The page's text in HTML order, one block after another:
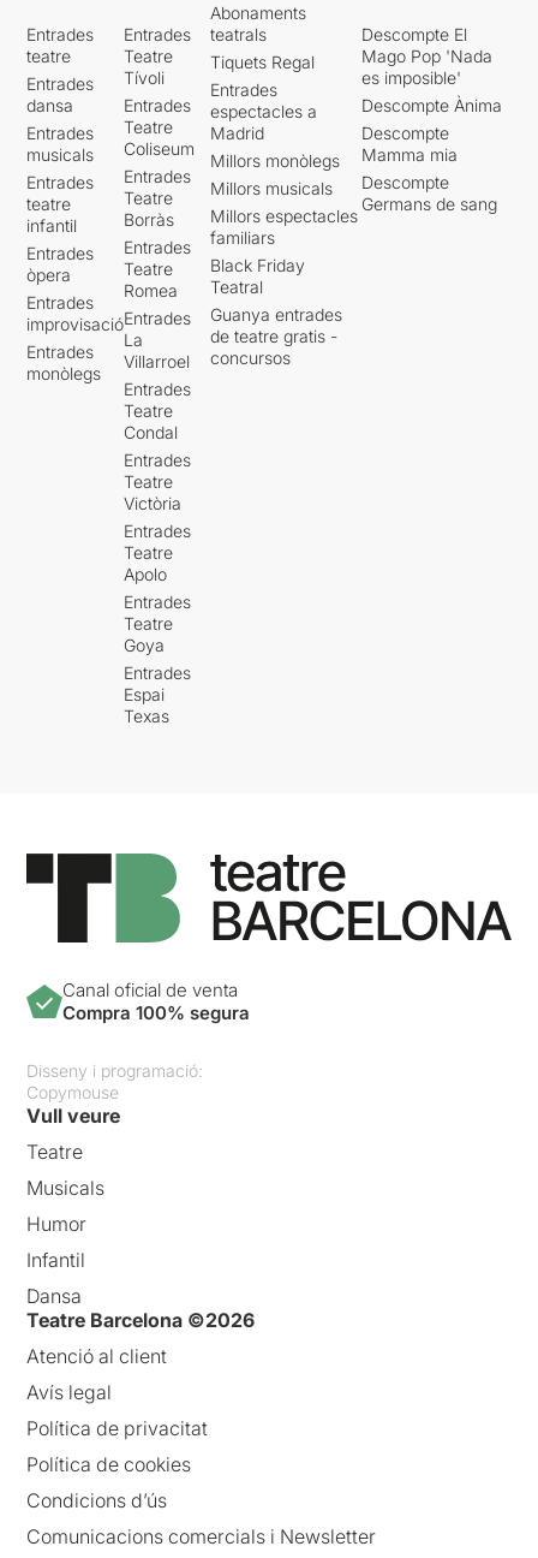
Entrades
teatre
Entrades
dansa
Entrades
musicals
Entrades
teatre
infantil
Entrades
òpera
Entrades
improvisació
Entrades
monòlegs
Entrades
Teatre
Tívoli
Entrades
Teatre
Coliseum
Entrades
Teatre
Borràs
Entrades
Teatre
Romea
Entrades
La
Villarroel
Entrades
Teatre
Condal
Entrades
Teatre
Victòria
Entrades
Teatre
Apolo
Entrades
Teatre
Goya
Entrades
Espai
Texas
Abonaments
teatrals
Tiquets Regal
Entrades
espectacles a
Madrid
Millors monòlegs
Millors musicals
Millors espectacles
familiars
Black Friday
Teatral
Guanya entrades
de teatre gratis -
concursos
Descompte El
Mago Pop 'Nada
es imposible'
Descompte Ànima
Descompte
Mamma mia
Descompte
Germans de sang
Canal oficial de venta
Compra 100% segura
Disseny i programació:
Copymouse
Vull veure
Teatre
Musicals
Humor
Infantil
Dansa
Teatre Barcelona ©2026
Atenció al client
Avís legal
Política de privacitat
Política de cookies
Condicions d’ús
Comunicacions comercials i Newsletter